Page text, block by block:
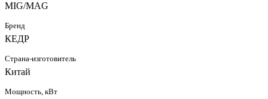
MIG/MAG
Бренд
КЕДР
Страна-изготовитель
Китай
Мощность, кВт